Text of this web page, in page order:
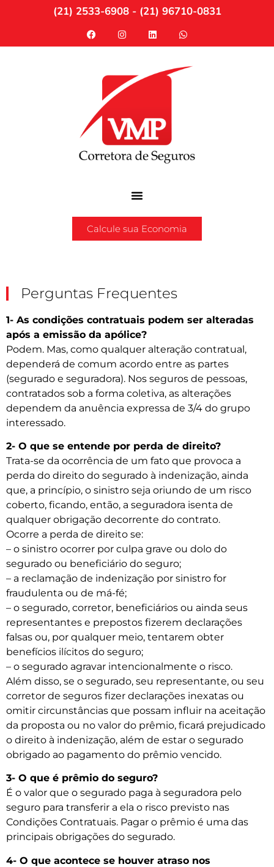
(21) 2533-6908 - (21) 96710-0831
Calcule sua Economia
Perguntas Frequentes
1- As condições contratuais podem ser alteradas
após a emissão da apólice?
Podem. Mas, como qualquer alteração contratual,
dependerá de comum acordo entre as partes
(segurado e seguradora). Nos seguros de pessoas,
contratados sob a forma coletiva, as alterações
dependem da anuência expressa de 3/4 do grupo
interessado.
2- O que se entende por perda de direito?
Trata-se da ocorrência de um fato que provoca a
perda do direito do segurado à indenização, ainda
que, a princípio, o sinistro seja oriundo de um risco
coberto, ficando, então, a seguradora isenta de
qualquer obrigação decorrente do contrato.
Ocorre a perda de direito se:
– o sinistro ocorrer por culpa grave ou dolo do
segurado ou beneficiário do seguro;
– a reclamação de indenização por sinistro for
fraudulenta ou de má-fé;
– o segurado, corretor, beneficiários ou ainda seus
representantes e prepostos fizerem declarações
falsas ou, por qualquer meio, tentarem obter
benefícios ilícitos do seguro;
– o segurado agravar intencionalmente o risco.
Além disso, se o segurado, seu representante, ou seu
corretor de seguros fizer declarações inexatas ou
omitir circunstâncias que possam influir na aceitação
da proposta ou no valor do prêmio, ficará prejudicado
o direito à indenização, além de estar o segurado
obrigado ao pagamento do prêmio vencido.
3- O que é prêmio do seguro?
É o valor que o segurado paga à seguradora pelo
seguro para transferir a ela o risco previsto nas
Condições Contratuais. Pagar o prêmio é uma das
principais obrigações do segurado.
4- O que acontece se houver atraso nos